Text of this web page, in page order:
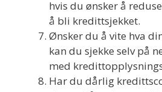
hvis du ønsker å
å bli kredittsjekket.
Ønsker du å vite hva
kan du sjekke selv på
med
Har du dårlig